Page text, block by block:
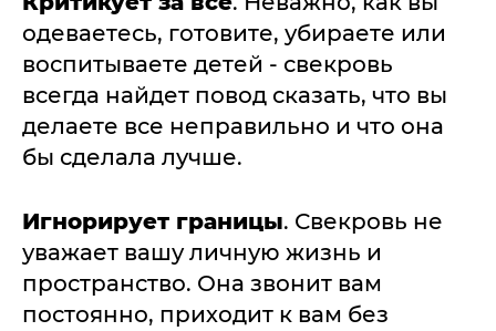
одеваетесь, готовите, убираете или
воспитываете детей - свекровь
всегда найдет повод сказать, что вы
делаете все неправильно и что она
бы сделала лучше.
Игнорирует границы. Свекровь не
уважает вашу личную жизнь и
пространство. Она звонит вам
постоянно, приходит к вам без